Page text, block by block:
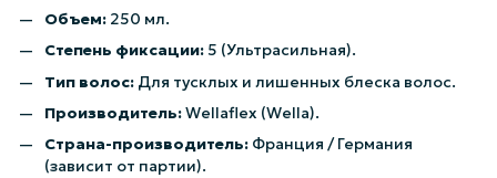
Объем: 250 мл.
Степень фиксации: 5 (Ультрасильная).
Тип волос: Для тусклых и лишенных блеска волос.
Производитель:Wellaflex (Wella).
Страна-производитель: Франция / Германия
(зависит от партии).